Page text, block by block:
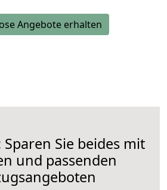
Angebote erhalten
Sparen Sie beides mit
und passenden